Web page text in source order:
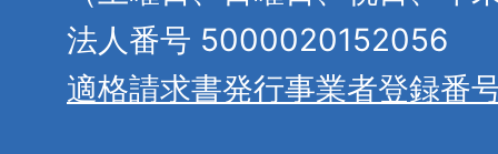
法人番号 5000020152056
適格請求書発行事業者登録番